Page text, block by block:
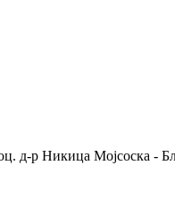
д-р Никица Мојсоска -